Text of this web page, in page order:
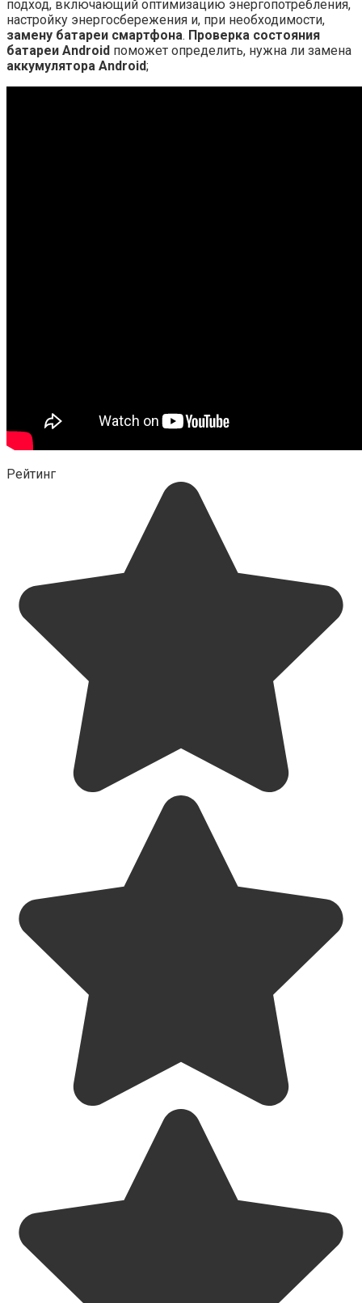
подход, включающий оптимизацию энергопотребления,
настройку энергосбережения и, при необходимости,
замену батареи смартфона. Проверка состояния
батареи Android поможет определить, нужна ли замена
аккумулятора Android;
Рейтинг